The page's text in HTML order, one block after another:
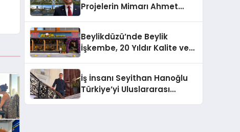
Projelerin Mimarı Ahmet
Holding Industrial City”
Projesini Hayata Geçirecek
Beylikdüzü’nde Beylik
İşkembe, 20 Yıldır Kalite ve
İş İnsanı Seyithan Hanoğlu
Türkiye’yi Uluslararası